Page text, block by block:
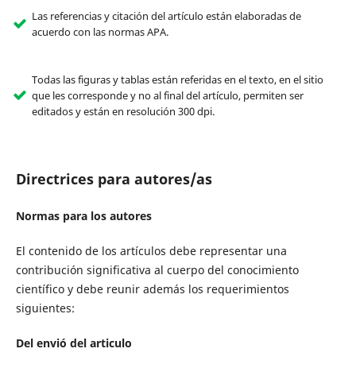
Las referencias y citación del artículo están elaboradas de
acuerdo con las normas APA.
Todas las figuras y tablas están referidas en el texto, en el sitio
que les corresponde y no al final del artículo, permiten ser
editados y están en resolución 300 dpi.
Directrices para autores/as
Normas para los autores
El contenido de los artículos debe representar una
contribución significativa al cuerpo del conocimiento
científico y debe reunir además los requerimientos
siguientes:
Del envió del articulo